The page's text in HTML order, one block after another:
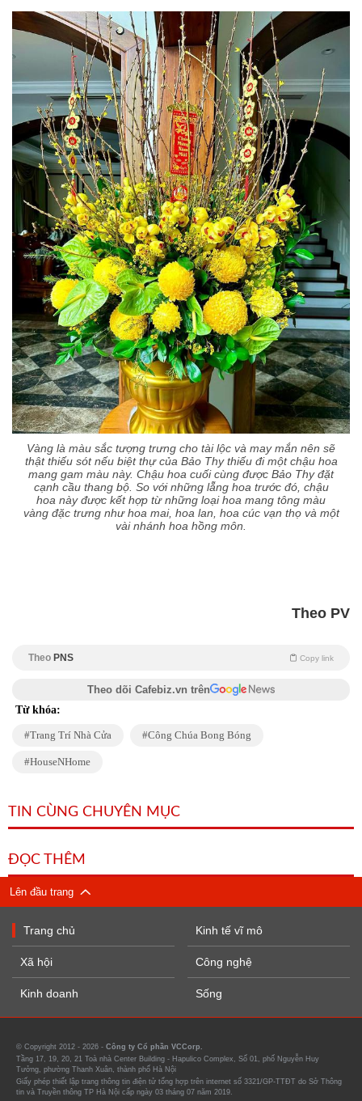
Vàng là màu sắc tượng trưng cho tài lộc và may mắn nên sẽ
thật thiếu sót nếu biệt thự của Bảo Thy thiếu đi một chậu hoa
mang gam màu này. Chậu hoa cuối cùng được Bảo Thy đặt
cạnh cầu thang bộ. So với những lẵng hoa trước đó, chậu
hoa này được kết hợp từ những loại hoa mang tông màu
vàng đặc trưng như hoa mai, hoa lan, hoa cúc vạn thọ và một
vài nhánh hoa hồng môn.
Theo PV
Theo PNS Copy link
Theo dõi Cafebiz.vn trên
Từ khóa:
Trang Trí Nhà Cửa Công Chúa Bong Bóng
HouseNHome
TIN CÙNG CHUYÊN MỤC
ĐỌC THÊM
Lên đầu trang
Trang chủ
Xã hội
Kinh doanh
Kinh tế vĩ mô
Công nghệ
Sống
© Copyright 2012 - 2026 - Công ty Cổ phần VCCorp.
Tầng 17, 19, 20, 21 Toà nhà Center Building - Hapulico Complex, Số 01, phố Nguyễn Huy
Tưởng, phường Thanh Xuân, thành phố Hà Nội
Giấy phép thiết lập trang thông tin điện tử tổng hợp trên internet số 3321/GP-TTĐT do Sở Thông
tin và Truyền thông TP Hà Nội cấp ngày 03 tháng 07 năm 2019.